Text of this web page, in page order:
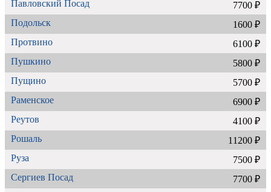
Павловский Посад
7700 ₽
Подольск
1600 ₽
Протвино
6100 ₽
Пушкино
5800 ₽
Пущино
5700 ₽
Раменское
6900 ₽
Реутов
4100 ₽
Рошаль
11200 ₽
Руза
7500 ₽
Сергиев Посад
7700 ₽